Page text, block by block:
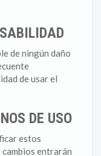
de ningún daño
de usar el
DE USO
estos
entrarán